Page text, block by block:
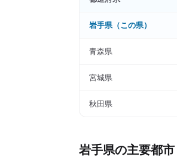
岩手県（この県）
青森県
宮城県
秋田県
岩手県の主要都市